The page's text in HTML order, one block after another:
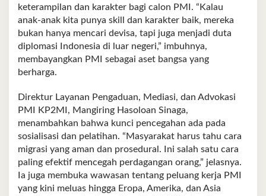
keterampilan dan karakter bagi calon PMI. “Kalau
anak-anak kita punya skill dan karakter baik, mereka
bukan hanya mencari devisa, tapi juga menjadi duta
diplomasi Indonesia di luar negeri,” imbuhnya,
membayangkan PMI sebagai aset bangsa yang
berharga.
Direktur Layanan Pengaduan, Mediasi, dan Advokasi
PMI KP2MI, Mangiring Hasoloan Sinaga,
menambahkan bahwa kunci pencegahan ada pada
sosialisasi dan pelatihan. “Masyarakat harus tahu cara
migrasi yang aman dan prosedural. Ini salah satu cara
paling efektif mencegah perdagangan orang,” jelasnya.
Ia juga membuka wawasan tentang peluang kerja PMI
yang kini meluas hingga Eropa, Amerika, dan Asia